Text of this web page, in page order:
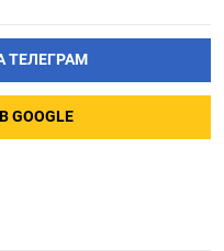
ТЕЛЕГРАМ